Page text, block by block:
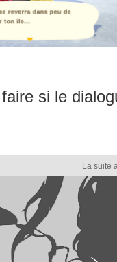
si le